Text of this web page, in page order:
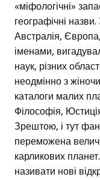
«міфологічні»
географічні
Австралія,
іменами,
наук, різних
неодмінно з
каталоги малих
Філософія,
Зрештою, і тут
переможена
карликових
називати нові